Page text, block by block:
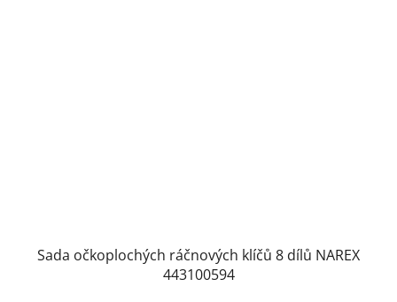
Sada očkoplochých ráčnových klíčů 8 dílů NAREX
443100594